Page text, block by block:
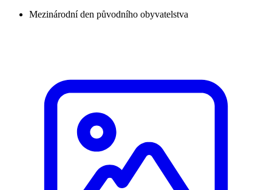
Mezinárodní den původního obyvatelstva